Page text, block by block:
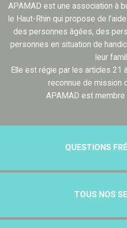
APAMAD est une association à
le Haut-Rhin qui propose de
des personnes âgées, des
personnes en situation de
leur
Elle est régie par les articles 21
reconnue de mission
APAMAD est membre
QUESTIONS
TOUS NOS